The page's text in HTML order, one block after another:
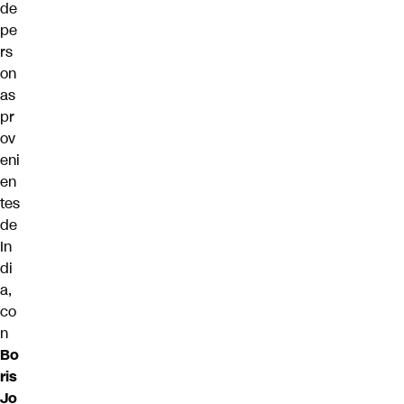
de
pe
rs
on
as
pr
ov
eni
en
tes
de
In
di
a,
co
n
Bo
ris
Jo